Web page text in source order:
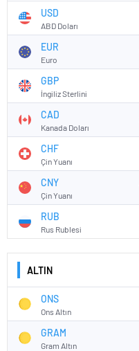
USD
ABD Doları
EUR
Euro
GBP
İngiliz Sterlini
CAD
Kanada Doları
CHF
Çin Yuanı
CNY
Çin Yuanı
RUB
Rus Rublesi
ALTIN
ONS
Ons Altın
GRAM
Gram Altın